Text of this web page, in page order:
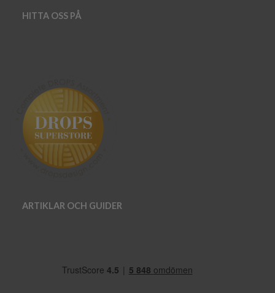
HITTA OSS PÅ
ARTIKLAR OCH GUIDER